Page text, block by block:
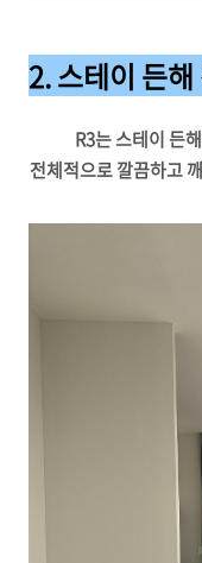
2. 스테이 든해
R3는 스테이 든
전체적으로 깔끔하고